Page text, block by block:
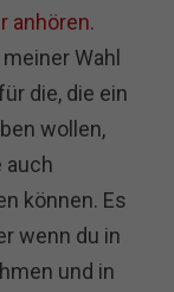
anhören.
Wahl
die, die ein
wollen,
auch
können. Es
wenn du in
und in